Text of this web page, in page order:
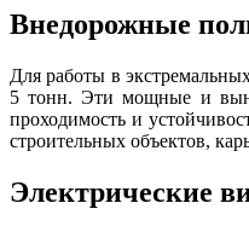
Внедорожные
Для работы в
5 тонн. Эти мощные и
проходимость и
строительных объектов,
Электрические